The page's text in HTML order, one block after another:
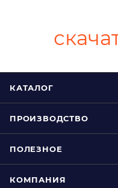
КАТАЛОГ
ПРОИЗВОДСТВО
ПОЛЕЗНОЕ
КОМПАНИЯ